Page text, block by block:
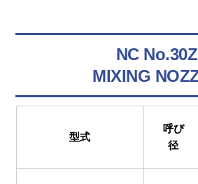
NC No.30Z
MIXING
型式
呼び
径